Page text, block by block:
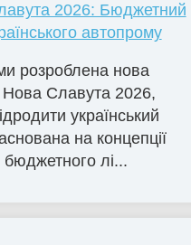
2026: Бюджетний
автопрому
розроблена нова
Славута 2026,
український
на концепції
бюджетного лі...